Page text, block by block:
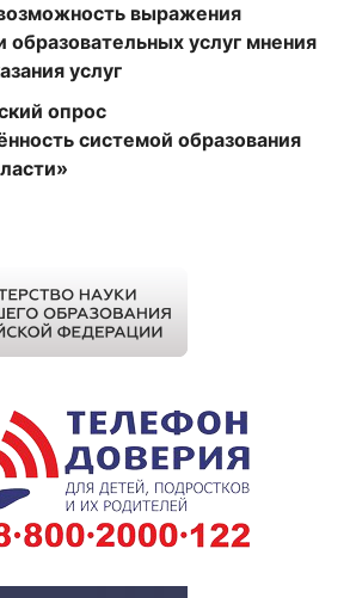
выражения
образовательных услуг мнения
услуг
опрос
системой образования